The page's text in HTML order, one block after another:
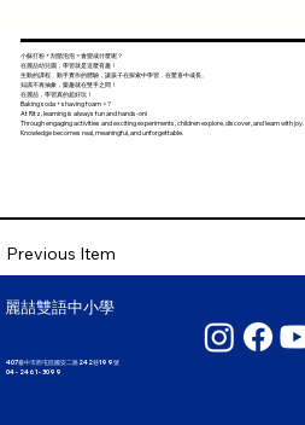
小蘇打粉 + 刮鬍泡泡 = 會變成什麼呢？
在麗喆幼兒園，學習就是這麼有趣！
生動的課程、動手實作的體驗，讓孩子在探索中學習，在驚喜中成長。
知識不再抽象，樂趣就在雙手之間！
在麗喆，學習真的超好玩！
Baking soda + shaving foam = ?
At Ritz, learning is always fun and hands-on!
Through engaging activities and exciting experiments, children explore, discover, and learn with joy.
Knowledge becomes real, meaningful, and unforgettable.
Previous Item
麗喆雙語中小學
407臺中市西屯區國安二路242巷199號
04 - 2461 - 3099